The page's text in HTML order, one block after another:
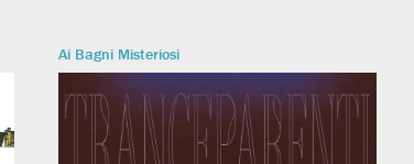
Ai Bagni Misteriosi